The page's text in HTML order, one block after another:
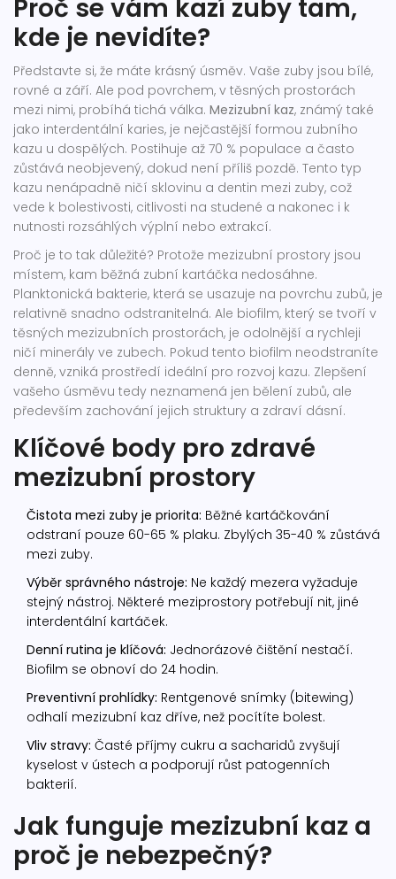
Proč se vám kazí zuby tam,
kde je nevidíte?
Představte si, že máte krásný úsměv. Vaše zuby jsou bílé,
rovné a září. Ale pod povrchem, v těsných prostorách
mezi nimi, probíhá tichá válka. Mezizubní kaz, známý také
jako interdentální karies, je nejčastější formou zubního
kazu u dospělých. Postihuje až 70 % populace a často
zůstává neobjevený, dokud není příliš pozdě. Tento typ
kazu nenápadně ničí sklovinu a dentin mezi zuby, což
vede k bolestivosti, citlivosti na studené a nakonec i k
nutnosti rozsáhlých výplní nebo extrakcí.
Proč je to tak důležité? Protože mezizubní prostory jsou
místem, kam běžná zubní kartáčka nedosáhne.
Planktonická bakterie, která se usazuje na povrchu zubů, je
relativně snadno odstranitelná. Ale biofilm, který se tvoří v
těsných mezizubních prostorách, je odolnější a rychleji
ničí minerály ve zubech. Pokud tento biofilm neodstraníte
denně, vzniká prostředí ideální pro rozvoj kazu. Zlepšení
vašeho úsměvu tedy neznamená jen bělení zubů, ale
především zachování jejich struktury a zdraví dásní.
Klíčové body pro zdravé
mezizubní prostory
Čistota mezi zuby je priorita: Běžné kartáčkování
odstraní pouze 60-65 % plaku. Zbylých 35-40 % zůstává
mezi zuby.
Výběr správného nástroje: Ne každý mezera vyžaduje
stejný nástroj. Některé meziprostory potřebují nit, jiné
interdentální kartáček.
Denní rutina je klíčová: Jednorázové čištění nestačí.
Biofilm se obnoví do 24 hodin.
Preventivní prohlídky: Rentgenové snímky (bitewing)
odhalí mezizubní kaz dříve, než pocítíte bolest.
Vliv stravy: Časté příjmy cukru a sacharidů zvyšují
kyselost v ústech a podporují růst patogenních
bakterií.
Jak funguje mezizubní kaz a
proč je nebezpečný?